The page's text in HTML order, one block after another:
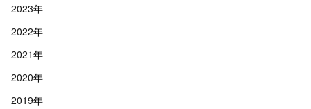
2023年
2022年
2021年
2020年
2019年